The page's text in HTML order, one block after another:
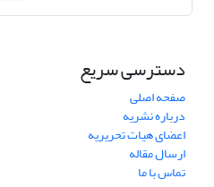
دسترسی سریع
صفحه اصلی
درباره نشریه
اعضای هیات تحریریه
ارسال مقاله
تماس با ما